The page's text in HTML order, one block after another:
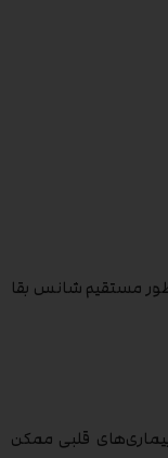
مستقیم شانس بقا
قلبی ممکن